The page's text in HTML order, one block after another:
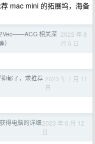
mac mini 的拓展坞，海备
相关深 2023 年 8
月 6 日
郁了，求推荐 2023 年 7 月 11
日
得电脑的详细2023 年 6 月 12
日